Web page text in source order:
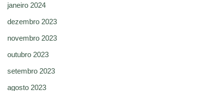
janeiro 2024
dezembro 2023
novembro 2023
outubro 2023
setembro 2023
agosto 2023